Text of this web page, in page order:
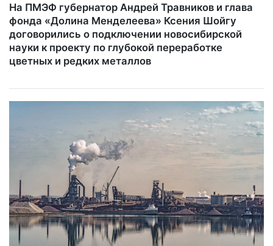
На ПМЭФ губернатор Андрей Травников и глава
фонда «Долина Менделеева» Ксения Шойгу
договорились о подключении новосибирской
науки к проекту по глубокой переработке
цветных и редких металлов